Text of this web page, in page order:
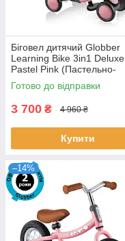
Біговел дитячий Globber
Learning Bike 3in1 Deluxe
Pastel Pink (Пастельно-
рожевий)
Готово до відправки
3 700 ₴ 4 960 ₴
Купити
–14%